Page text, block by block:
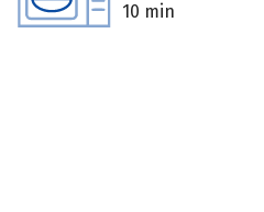
10 min